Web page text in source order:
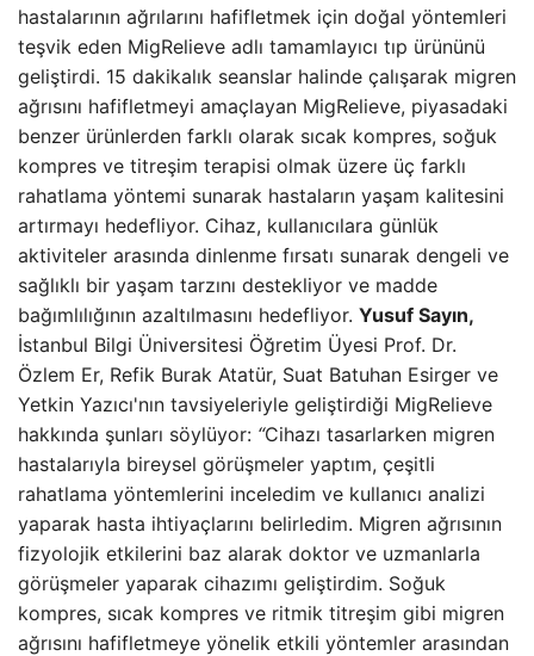
hastalarının ağrılarını hafifletmek için doğal yöntemleri
teşvik eden MigRelieve adlı tamamlayıcı tıp ürününü
geliştirdi. 15 dakikalık seanslar halinde çalışarak migren
ağrısını hafifletmeyi amaçlayan MigRelieve, piyasadaki
benzer ürünlerden farklı olarak sıcak kompres, soğuk
kompres ve titreşim terapisi olmak üzere üç farklı
rahatlama yöntemi sunarak hastaların yaşam kalitesini
artırmayı hedefliyor. Cihaz, kullanıcılara günlük
aktiviteler arasında dinlenme fırsatı sunarak dengeli ve
sağlıklı bir yaşam tarzını destekliyor ve madde
bağımlılığının azaltılmasını hedefliyor. Yusuf Sayın,
İstanbul Bilgi Üniversitesi Öğretim Üyesi Prof. Dr.
Özlem Er, Refik Burak Atatür, Suat Batuhan Esirger ve
Yetkin Yazıcı'nın tavsiyeleriyle geliştirdiği MigRelieve
hakkında şunları söylüyor: “Cihazı tasarlarken migren
hastalarıyla bireysel görüşmeler yaptım, çeşitli
rahatlama yöntemlerini inceledim ve kullanıcı analizi
yaparak hasta ihtiyaçlarını belirledim. Migren ağrısının
fizyolojik etkilerini baz alarak doktor ve uzmanlarla
görüşmeler yaparak cihazımı geliştirdim. Soğuk
kompres, sıcak kompres ve ritmik titreşim gibi migren
ağrısını hafifletmeye yönelik etkili yöntemler arasından